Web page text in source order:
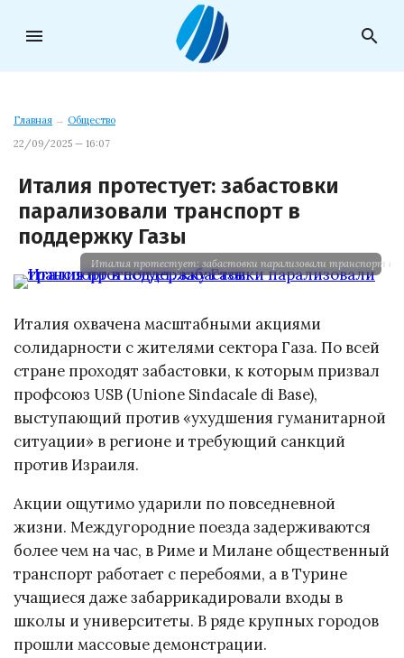
menu search
Главная → Общество
22/09/2025 — 16:07
Италия протестует: забастовки
парализовали транспорт в
поддержку Газы
Италия протестует: забастовки парализовали транспорт в
Италия охвачена масштабными акциями
солидарности с жителями сектора Газа. По всей
стране проходят забастовки, к которым призвал
профсоюз USB (Unione Sindacale di Base),
выступающий против «ухудшения гуманитарной
ситуации» в регионе и требующий санкций
против Израиля.
Акции ощутимо ударили по повседневной
жизни. Междугородние поезда задерживаются
более чем на час, в Риме и Милане общественный
транспорт работает с перебоями, а в Турине
учащиеся даже забаррикадировали входы в
школы и университеты. В ряде крупных городов
прошли массовые демонстрации.